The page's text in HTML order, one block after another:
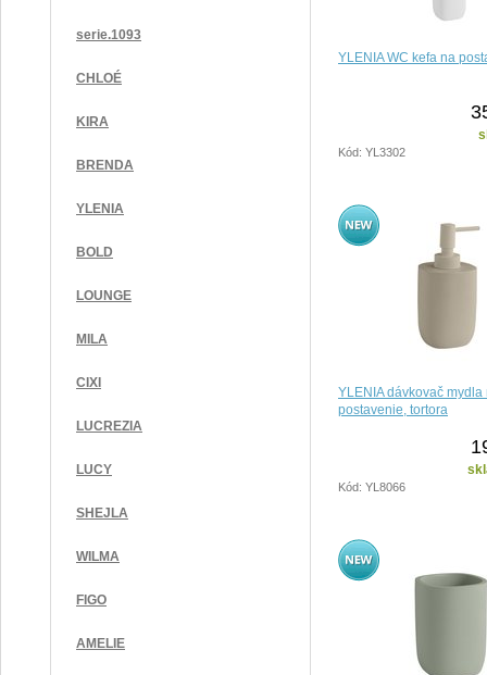
serie.1093
CHLOÉ
KIRA
BRENDA
YLENIA
BOLD
LOUNGE
MILA
CIXI
LUCREZIA
LUCY
SHEJLA
WILMA
FIGO
AMELIE
YLENIA WC kefa na
Kód: YL3302
YLENIA dávkovač mydla
postavenie, tortora
Kód: YL8066